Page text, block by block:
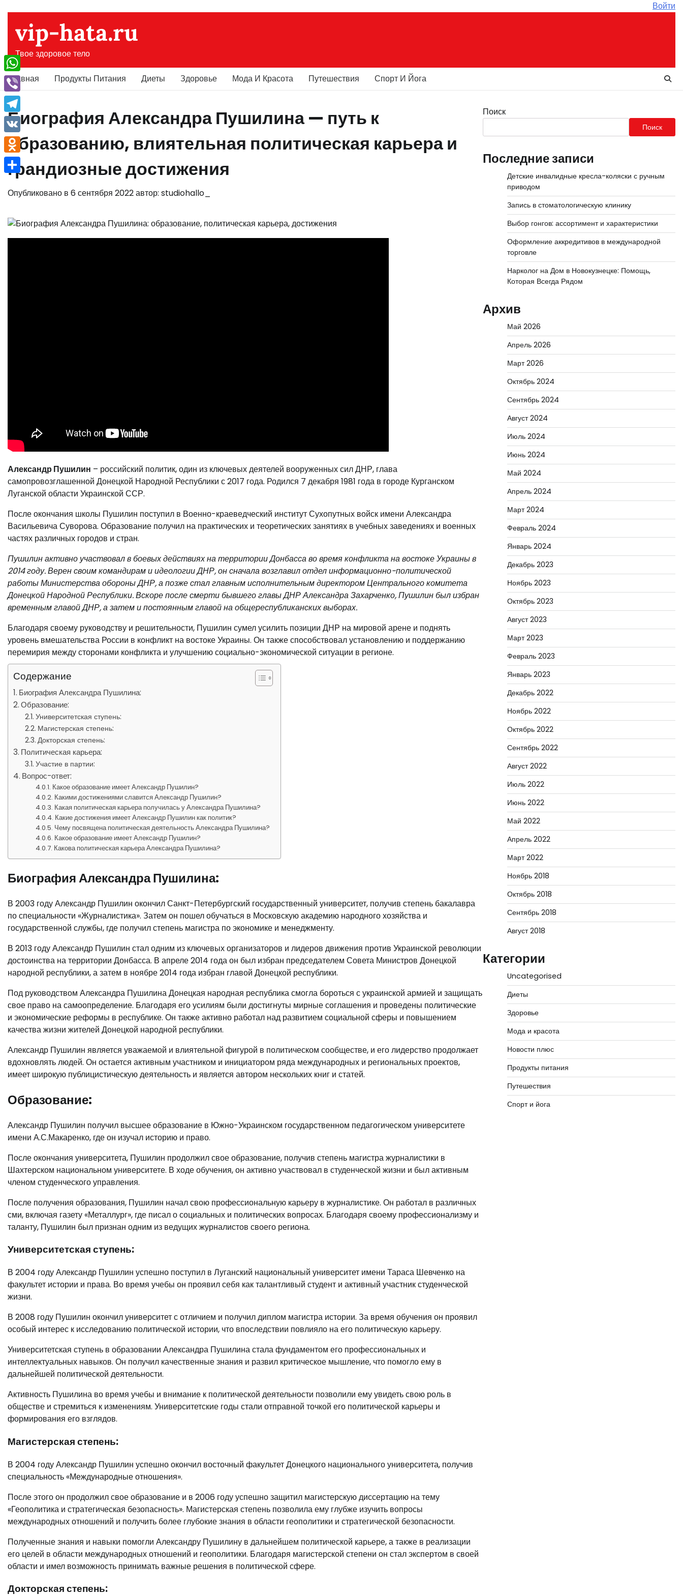
содержимому
Войти
vip-hata.ru
Твое здоровое тело
Главная Продукты Питания Диеты Здоровье Мода И Красота Путешествия Спорт И Йога
Биография Александра Пушилина — путь к
образованию, влиятельная политическая карьера и
грандиозные достижения
Опубликовано в 6 сентября 2022автор: studiohallo_
Александр Пушилин – российский политик, один из ключевых деятелей вооруженных сил ДНР, глава
самопровозглашенной Донецкой Народной Республики с 2017 года. Родился 7 декабря 1981 года в городе Курганском
Луганской области Украинской ССР.
После окончания школы Пушилин поступил в Военно-краеведческий институт Сухопутных войск имени Александра
Васильевича Суворова. Образование получил на практических и теоретических занятиях в учебных заведениях и военных
частях различных городов и стран.
Пушилин активно участвовал в боевых действиях на территории Донбасса во время конфликта на востоке Украины в
2014 году. Верен своим командирам и идеологии ДНР, он сначала возглавил отдел информационно-политической
работы Министерства обороны ДНР, а позже стал главным исполнительным директором Центрального комитета
Донецкой Народной Республики. Вскоре после смерти бывшего главы ДНР Александра Захарченко, Пушилин был избран
временным главой ДНР, а затем и постоянным главой на общереспубликанских выборах.
Благодаря своему руководству и решительности, Пушилин сумел усилить позиции ДНР на мировой арене и поднять
уровень вмешательства России в конфликт на востоке Украины. Он также способствовал установлению и поддержанию
перемирия между сторонами конфликта и улучшению социально-экономической ситуации в регионе.
Содержание
Биография Александра Пушилина:
Образование:
Университетская ступень:
Магистерская степень:
Докторская степень:
Политическая карьера:
Участие в партии:
Вопрос-ответ:
Какое образование имеет Александр Пушилин?
Какими достижениями славится Александр Пушилин?
Какая политическая карьера получилась у Александра Пушилина?
Какие достижения имеет Александр Пушилин как политик?
Чему посвящена политическая деятельность Александра Пушилина?
Какое образование имеет Александр Пушилин?
Какова политическая карьера Александра Пушилина?
Биография Александра Пушилина:
В 2003 году Александр Пушилин окончил Санкт-Петербургский государственный университет, получив степень бакалавра
по специальности «Журналистика». Затем он пошел обучаться в Московскую академию народного хозяйства и
государственной службы, где получил степень магистра по экономике и менеджменту.
В 2013 году Александр Пушилин стал одним из ключевых организаторов и лидеров движения против Украинской революции
достоинства на территории Донбасса. В апреле 2014 года он был избран председателем Совета Министров Донецкой
народной республики, а затем в ноябре 2014 года избран главой Донецкой республики.
Под руководством Александра Пушилина Донецкая народная республика смогла бороться с украинской армией и защищать
свое право на самоопределение. Благодаря его усилиям были достигнуты мирные соглашения и проведены политические
и экономические реформы в республике. Он также активно работал над развитием социальной сферы и повышением
качества жизни жителей Донецкой народной республики.
Александр Пушилин является уважаемой и влиятельной фигурой в политическом сообществе, и его лидерство продолжает
вдохновлять людей. Он остается активным участником и инициатором ряда международных и региональных проектов,
имеет широкую публицистическую деятельность и является автором нескольких книг и статей.
Образование:
Александр Пушилин получил высшее образование в Южно-Украинском государственном педагогическом университете
имени А.С.Макаренко, где он изучал историю и право.
После окончания университета, Пушилин продолжил свое образование, получив степень магистра журналистики в
Шахтерском национальном университете. В ходе обучения, он активно участвовал в студенческой жизни и был активным
членом студенческого управления.
После получения образования, Пушилин начал свою профессиональную карьеру в журналистике. Он работал в различных
сми, включая газету «Металлург», где писал о социальных и политических вопросах. Благодаря своему профессионализму и
таланту, Пушилин был признан одним из ведущих журналистов своего региона.
Университетская ступень:
В 2004 году Александр Пушилин успешно поступил в Луганский национальный университет имени Тараса Шевченко на
факультет истории и права. Во время учебы он проявил себя как талантливый студент и активный участник студенческой
жизни.
В 2008 году Пушилин окончил университет с отличием и получил диплом магистра истории. За время обучения он проявил
особый интерес к исследованию политической истории, что впоследствии повлияло на его политическую карьеру.
Университетская ступень в образовании Александра Пушилина стала фундаментом его профессиональных и
интеллектуальных навыков. Он получил качественные знания и развил критическое мышление, что помогло ему в
дальнейшей политической деятельности.
Активность Пушилина во время учебы и внимание к политической деятельности позволили ему увидеть свою роль в
обществе и стремиться к изменениям. Университетские годы стали отправной точкой его политической карьеры и
формирования его взглядов.
Магистерская степень:
В 2004 году Александр Пушилин успешно окончил восточный факультет Донецкого национального университета, получив
специальность «Международные отношения».
После этого он продолжил свое образование и в 2006 году успешно защитил магистерскую диссертацию на тему
«Геополитика и стратегическая безопасность». Магистерская степень позволила ему глубже изучить вопросы
международных отношений и получить более глубокие знания в области геополитики и стратегической безопасности.
Полученные знания и навыки помогли Александру Пушилину в дальнейшем политической карьере, а также в реализации
его целей в области международных отношений и геополитики. Благодаря магистерской степени он стал экспертом в своей
области и имел возможность принимать важные решения в политической сфере.
Докторская степень:
Поиск
Поиск
Последние записи
Детские инвалидные кресла-коляски с ручным
приводом
Запись в стоматологическую клинику
Выбор гонгов: ассортимент и характеристики
Оформление аккредитивов в международной
торговле
Нарколог на Дом в Новокузнецке: Помощь,
Которая Всегда Рядом
Архив
Май 2026
Апрель 2026
Март 2026
Октябрь 2024
Сентябрь 2024
Август 2024
Июль 2024
Июнь 2024
Май 2024
Апрель 2024
Март 2024
Февраль 2024
Январь 2024
Декабрь 2023
Ноябрь 2023
Октябрь 2023
Август 2023
Март 2023
Февраль 2023
Январь 2023
Декабрь 2022
Ноябрь 2022
Октябрь 2022
Сентябрь 2022
Август 2022
Июль 2022
Июнь 2022
Май 2022
Апрель 2022
Март 2022
Ноябрь 2018
Октябрь 2018
Сентябрь 2018
Август 2018
Категории
Uncategorised
Диеты
Здоровье
Мода и красота
Новости плюс
Продукты питания
Путешествия
Спорт и йога
WhatsApp
Viber
Telegram
VK
Odnoklassniki
Отправить